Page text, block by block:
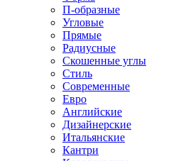
П-образные
Угловые
Прямые
Радиусные
Скошенные углы
Стиль
Современные
Евро
Английские
Дизайнерские
Итальянские
Кантри